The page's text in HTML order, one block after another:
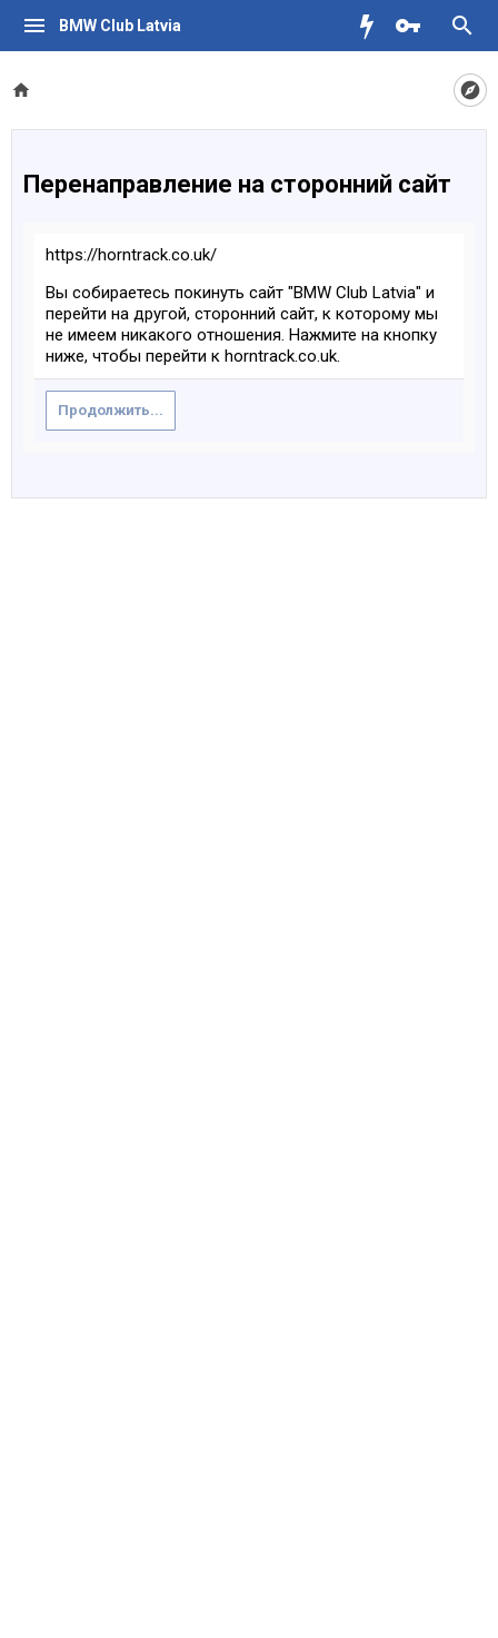
BMW Club Latvia
Перенаправление на сторонний сайт
https://horntrack.co.uk/
Вы собираетесь покинуть сайт "BMW Club Latvia" и
перейти на другой, сторонний сайт, к которому мы
не имеем никакого отношения. Нажмите на кнопку
ниже, чтобы перейти к horntrack.co.uk.
Продолжить...